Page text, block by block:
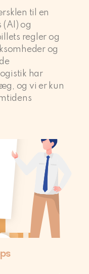
til en
(AI) og
regler og
og
har
og vi er kun